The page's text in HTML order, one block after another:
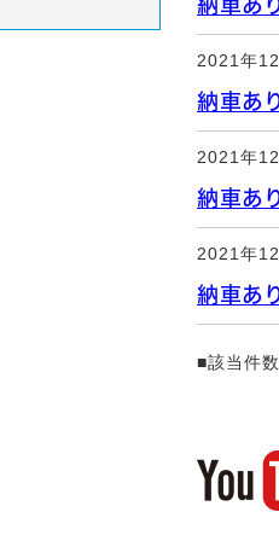
納車あ
2021年
納車あ
2021年
納車あ
2021年
納車あ
■該当件